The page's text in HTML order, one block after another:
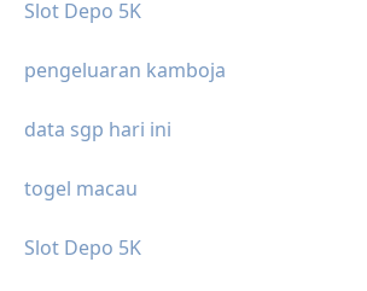
Slot Depo 5K
pengeluaran kamboja
data sgp hari ini
togel macau
Slot Depo 5K